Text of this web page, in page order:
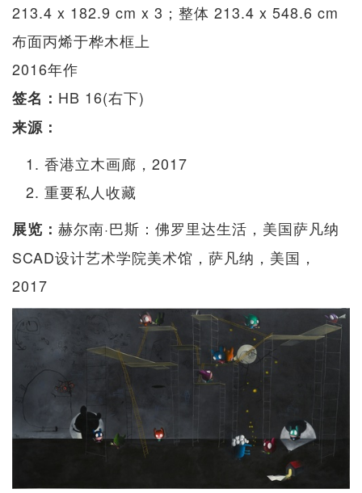
213.4 x 182.9 cm x 3；整体 213.4 x 548.6 cm
布面丙烯于桦木框上
2016年作
签名： HB 16(右下)
来源：
香港立木画廊，2017
重要私人收藏
展览： 赫尔南·巴斯：佛罗里达生活，美国萨凡纳
SCAD设计艺术学院美术馆，萨凡纳，美国，
2017